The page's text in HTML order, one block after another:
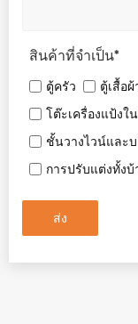
สินค้าที่จำเป็น*
ตู้ครัว
ตู้เสื้อ
โต๊ะเครื่องแป้งใ
ชั้นวางไวน์และ
การปรับแต่งทั้ง
ส่ง